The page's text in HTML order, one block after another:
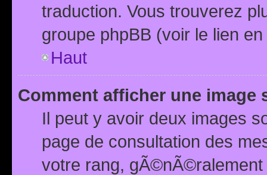
traduction. Vous trouverez
groupe phpBB (voir le lien
Haut
Comment afficher une image
Il peut y avoir deux images
page de consultation des
votre rang,